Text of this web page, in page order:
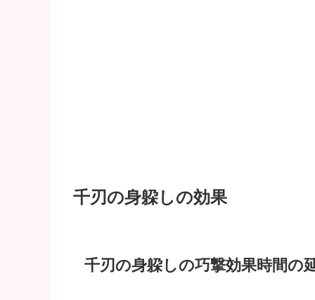
千刃の身躱しの効果
千刃の身躱しの巧撃効果時間の